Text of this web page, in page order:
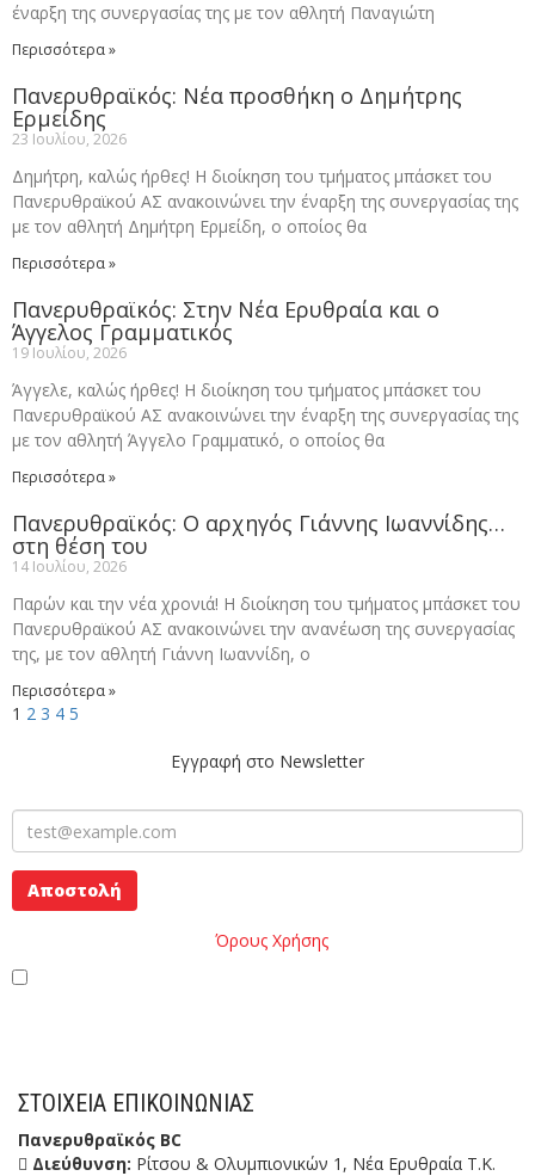
έναρξη της συνεργασίας της με τον αθλητή Παναγιώτη
Περισσότερα »
Πανερυθραϊκός: Νέα προσθήκη ο Δημήτρης
Ερμείδης
23 Ιουλίου, 2026
Δημήτρη, καλώς ήρθες! Η διοίκηση του τμήματος μπάσκετ του
Πανερυθραϊκού ΑΣ ανακοινώνει την έναρξη της συνεργασίας της
με τον αθλητή Δημήτρη Ερμείδη, ο οποίος θα
Περισσότερα »
Πανερυθραϊκός: Στην Νέα Ερυθραία και ο
Άγγελος Γραμματικός
19 Ιουλίου, 2026
Άγγελε, καλώς ήρθες! Η διοίκηση του τμήματος μπάσκετ του
Πανερυθραϊκού ΑΣ ανακοινώνει την έναρξη της συνεργασίας της
με τον αθλητή Άγγελο Γραμματικό, ο οποίος θα
Περισσότερα »
Πανερυθραϊκός: Ο αρχηγός Γιάννης Ιωαννίδης…
στη θέση του
14 Ιουλίου, 2026
Παρών και την νέα χρονιά! Η διοίκηση του τμήματος μπάσκετ του
Πανερυθραϊκού ΑΣ ανακοινώνει την ανανέωση της συνεργασίας
της, με τον αθλητή Γιάννη Ιωαννίδη, ο
Περισσότερα »
1 2 3 4 5
Εγγραφή στο Newsletter
Όρους Χρήσης
ΣΤΟΙΧΕΊΑ ΕΠΙΚΟΙΝΩΝΊΑΣ
Πανερυθραϊκός BC
Διεύθυνση: Ρίτσου & Ολυμπιονικών 1, Νέα Ερυθραία Τ.Κ.